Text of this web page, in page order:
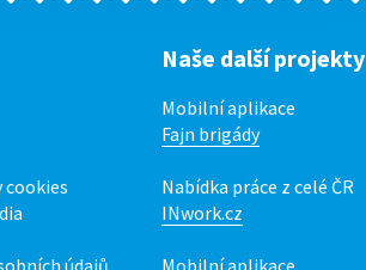
údajů
Naše další projekty
Mobilní aplikace
Fajn brigády
Nabídka práce z celé ČR
INwork.cz
Mobilní aplikace